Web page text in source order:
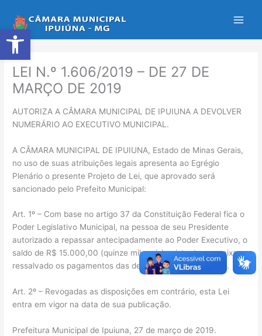
Abrir a barra de ferramentas
para
o
conteúdo
LEI N.º 1.606/2019 – DE 27 DE
MARÇO DE 2019
AUTORIZA A CÂMARA MUNICIPAL DE IPUIUNA A DEVOLVER
NUMERÁRIO AO EXECUTIVO MUNICIPAL.
A CÂMARA MUNICIPAL DE IPUIUNA, Estado de Minas Gerais,
no uso de suas atribuições legais apresenta ao Egrégio
Plenário o presente Projeto de Lei, que aprovado será
sancionado pelo Prefeito Municipal:
Art. 1º – Com base no artigo 37 da Constituição Federal fica o
Poder Legislativo Municipal, na pessoa de seu Presidente
autorizado a repassar antecipadamente ao Poder Executivo, o
saldo de R$ 15.000,00 (quinze mil reais) existente em caixa,
ressalvado os pagamentos das despesas já empenhadas.
Art. 2º – Revogadas as disposições em contrário, esta Lei
entra em vigor na data de sua publicação.
Prefeitura Municipal de Ipuiuna, 27 de março de 2019.